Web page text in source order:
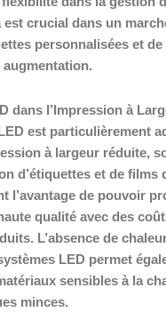
crucial dans un
personnalisées et
dans l’Impression à
est particulièrement
à largeur réduite,
d’étiquettes et de films
l’avantage de pouvoir
qualité avec des
L’absence de
LED permet
sensibles à la
minces.